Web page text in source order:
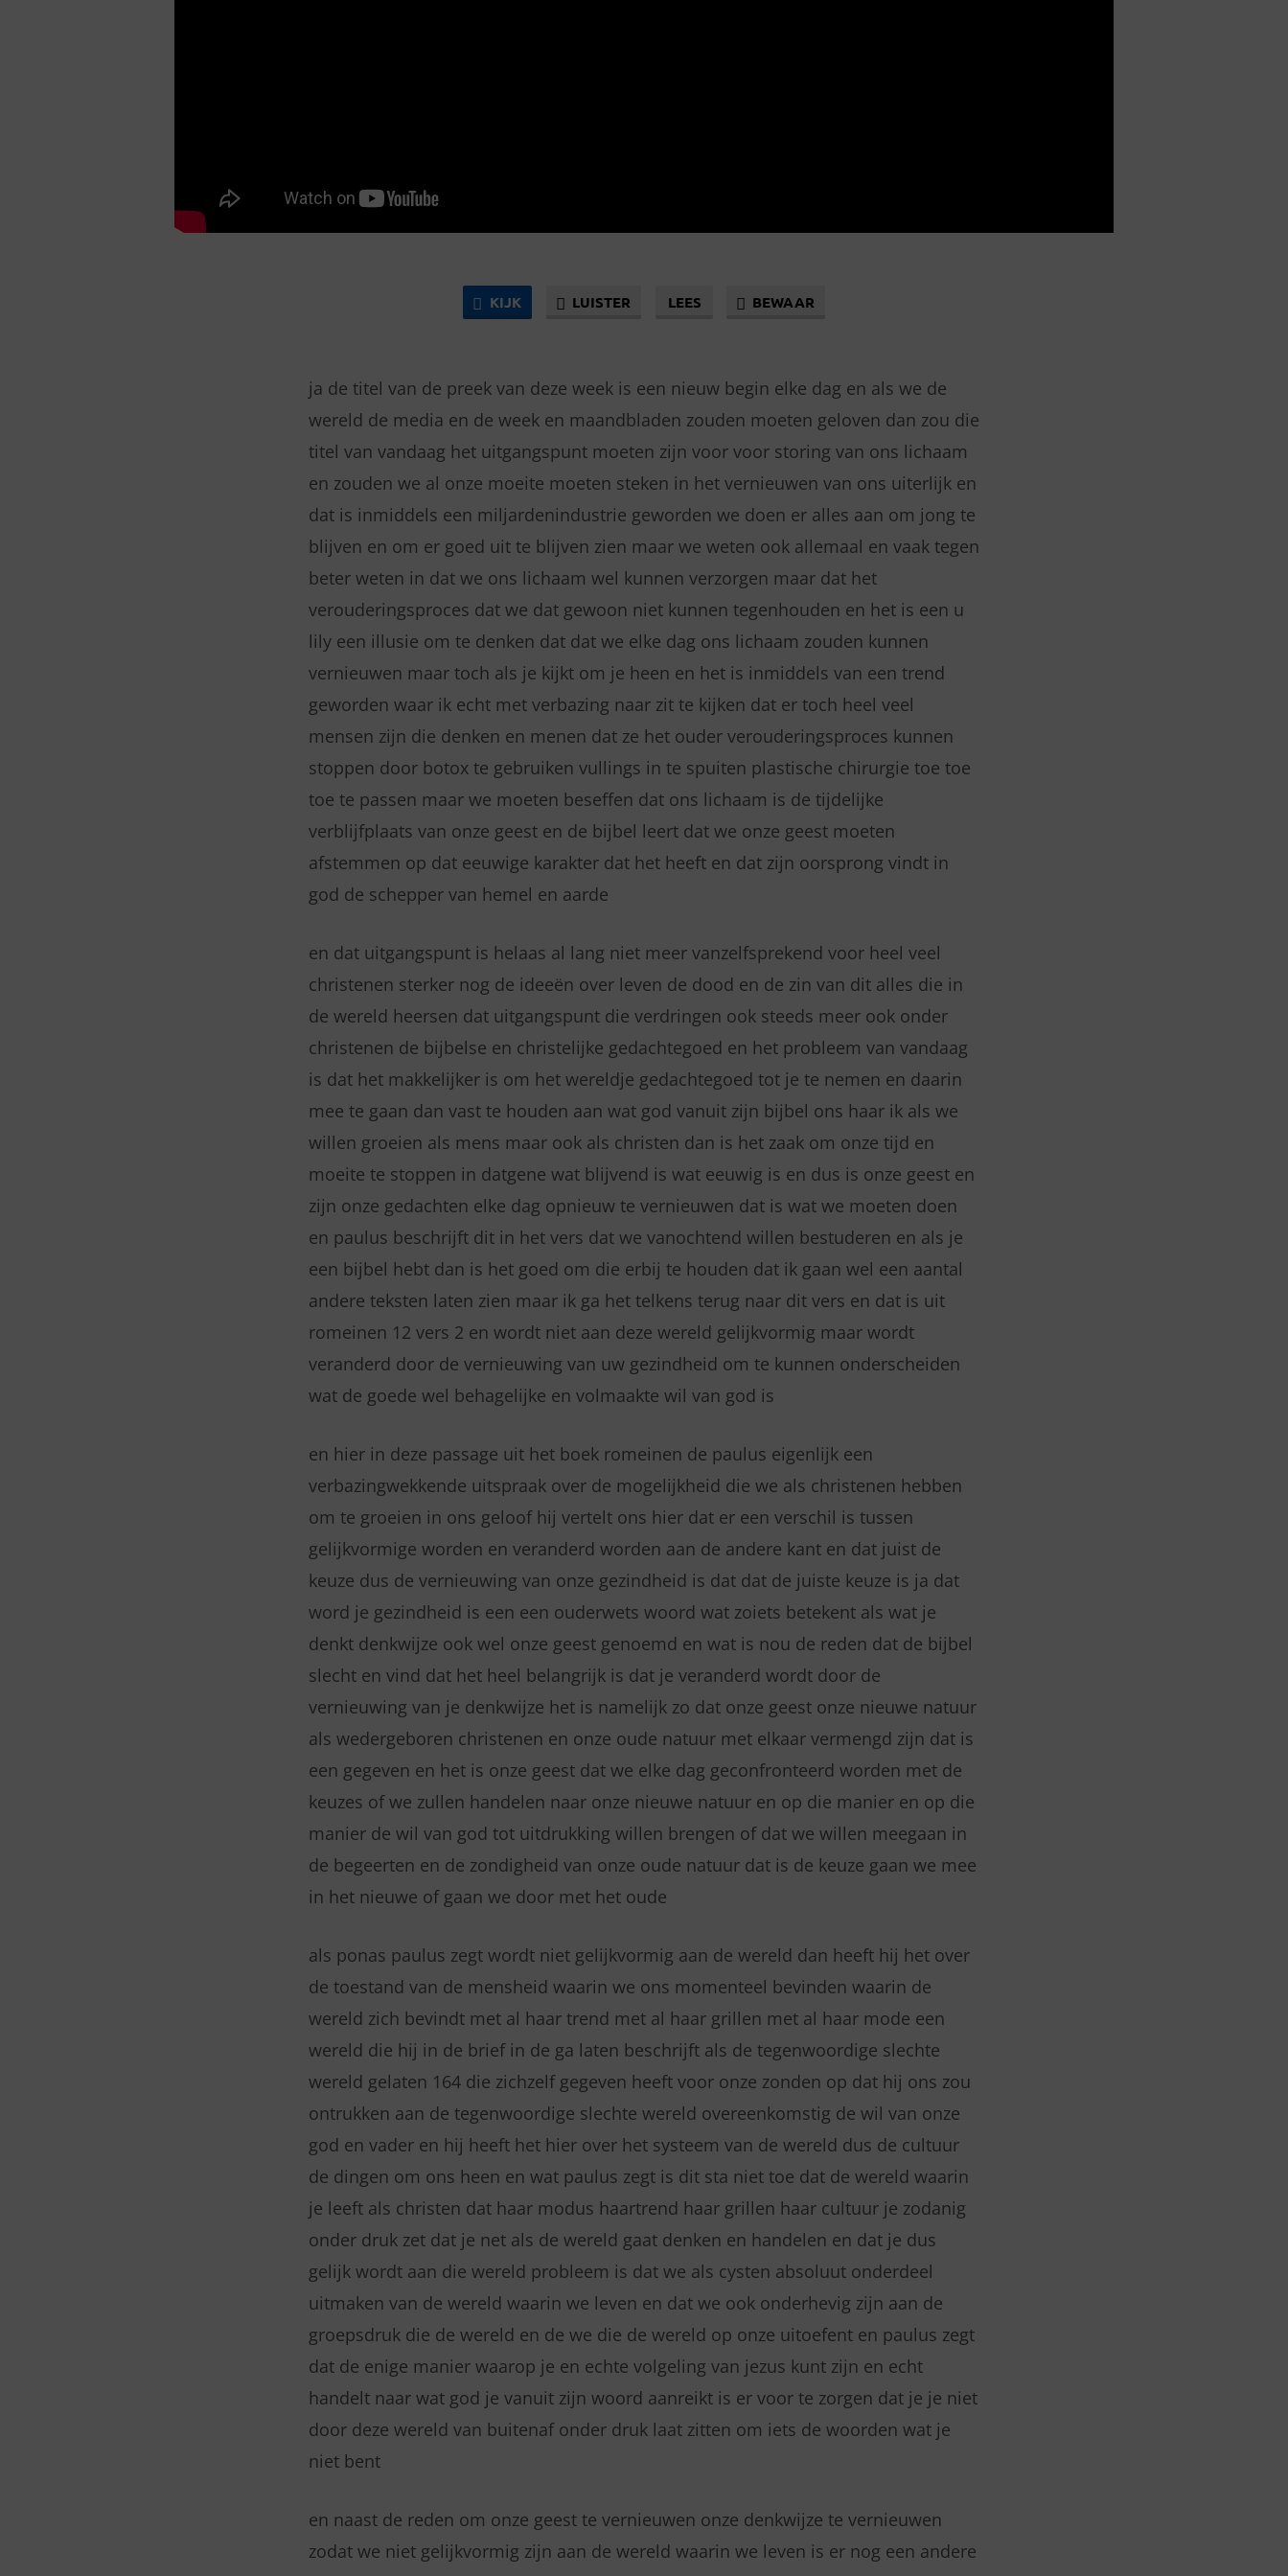
KIJK LUISTER LEES BEWAAR
ja de titel van de preek van deze week is een nieuw begin elke dag en als we de
wereld de media en de week en maandbladen zouden moeten geloven dan zou die
titel van vandaag het uitgangspunt moeten zijn voor voor storing van ons lichaam
en zouden we al onze moeite moeten steken in het vernieuwen van ons uiterlijk en
dat is inmiddels een miljardenindustrie geworden we doen er alles aan om jong te
blijven en om er goed uit te blijven zien maar we weten ook allemaal en vaak tegen
beter weten in dat we ons lichaam wel kunnen verzorgen maar dat het
verouderingsproces dat we dat gewoon niet kunnen tegenhouden en het is een u
lily een illusie om te denken dat dat we elke dag ons lichaam zouden kunnen
vernieuwen maar toch als je kijkt om je heen en het is inmiddels van een trend
geworden waar ik echt met verbazing naar zit te kijken dat er toch heel veel
mensen zijn die denken en menen dat ze het ouder verouderingsproces kunnen
stoppen door botox te gebruiken vullings in te spuiten plastische chirurgie toe toe
toe te passen maar we moeten beseffen dat ons lichaam is de tijdelijke
verblijfplaats van onze geest en de bijbel leert dat we onze geest moeten
afstemmen op dat eeuwige karakter dat het heeft en dat zijn oorsprong vindt in
god de schepper van hemel en aarde
en dat uitgangspunt is helaas al lang niet meer vanzelfsprekend voor heel veel
christenen sterker nog de ideeën over leven de dood en de zin van dit alles die in
de wereld heersen dat uitgangspunt die verdringen ook steeds meer ook onder
christenen de bijbelse en christelijke gedachtegoed en het probleem van vandaag
is dat het makkelijker is om het wereldje gedachtegoed tot je te nemen en daarin
mee te gaan dan vast te houden aan wat god vanuit zijn bijbel ons haar ik als we
willen groeien als mens maar ook als christen dan is het zaak om onze tijd en
moeite te stoppen in datgene wat blijvend is wat eeuwig is en dus is onze geest en
zijn onze gedachten elke dag opnieuw te vernieuwen dat is wat we moeten doen
en paulus beschrijft dit in het vers dat we vanochtend willen bestuderen en als je
een bijbel hebt dan is het goed om die erbij te houden dat ik gaan wel een aantal
andere teksten laten zien maar ik ga het telkens terug naar dit vers en dat is uit
romeinen 12 vers 2 en wordt niet aan deze wereld gelijkvormig maar wordt
veranderd door de vernieuwing van uw gezindheid om te kunnen onderscheiden
wat de goede wel behagelijke en volmaakte wil van god is
en hier in deze passage uit het boek romeinen de paulus eigenlijk een
verbazingwekkende uitspraak over de mogelijkheid die we als christenen hebben
om te groeien in ons geloof hij vertelt ons hier dat er een verschil is tussen
gelijkvormige worden en veranderd worden aan de andere kant en dat juist de
keuze dus de vernieuwing van onze gezindheid is dat dat de juiste keuze is ja dat
word je gezindheid is een een ouderwets woord wat zoiets betekent als wat je
denkt denkwijze ook wel onze geest genoemd en wat is nou de reden dat de bijbel
slecht en vind dat het heel belangrijk is dat je veranderd wordt door de
vernieuwing van je denkwijze het is namelijk zo dat onze geest onze nieuwe natuur
als wedergeboren christenen en onze oude natuur met elkaar vermengd zijn dat is
een gegeven en het is onze geest dat we elke dag geconfronteerd worden met de
keuzes of we zullen handelen naar onze nieuwe natuur en op die manier en op die
manier de wil van god tot uitdrukking willen brengen of dat we willen meegaan in
de begeerten en de zondigheid van onze oude natuur dat is de keuze gaan we mee
in het nieuwe of gaan we door met het oude
als ponas paulus zegt wordt niet gelijkvormig aan de wereld dan heeft hij het over
de toestand van de mensheid waarin we ons momenteel bevinden waarin de
wereld zich bevindt met al haar trend met al haar grillen met al haar mode een
wereld die hij in de brief in de ga laten beschrijft als de tegenwoordige slechte
wereld gelaten 164 die zichzelf gegeven heeft voor onze zonden op dat hij ons zou
ontrukken aan de tegenwoordige slechte wereld overeenkomstig de wil van onze
god en vader en hij heeft het hier over het systeem van de wereld dus de cultuur
de dingen om ons heen en wat paulus zegt is dit sta niet toe dat de wereld waarin
je leeft als christen dat haar modus haartrend haar grillen haar cultuur je zodanig
onder druk zet dat je net als de wereld gaat denken en handelen en dat je dus
gelijk wordt aan die wereld probleem is dat we als cysten absoluut onderdeel
uitmaken van de wereld waarin we leven en dat we ook onderhevig zijn aan de
groepsdruk die de wereld en de we die de wereld op onze uitoefent en paulus zegt
dat de enige manier waarop je en echte volgeling van jezus kunt zijn en echt
handelt naar wat god je vanuit zijn woord aanreikt is er voor te zorgen dat je je niet
door deze wereld van buitenaf onder druk laat zitten om iets de woorden wat je
niet bent
en naast de reden om onze geest te vernieuwen onze denkwijze te vernieuwen
zodat we niet gelijkvormig zijn aan de wereld waarin we leven is er nog een andere